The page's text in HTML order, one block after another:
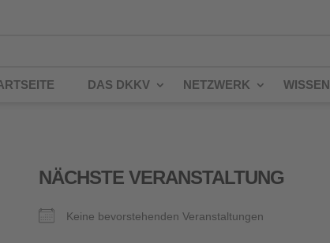
DAS DKKV NETZWERK WISSEN
NÄCHSTE VERANSTALTUNG
Keine bevorstehenden Veranstaltungen